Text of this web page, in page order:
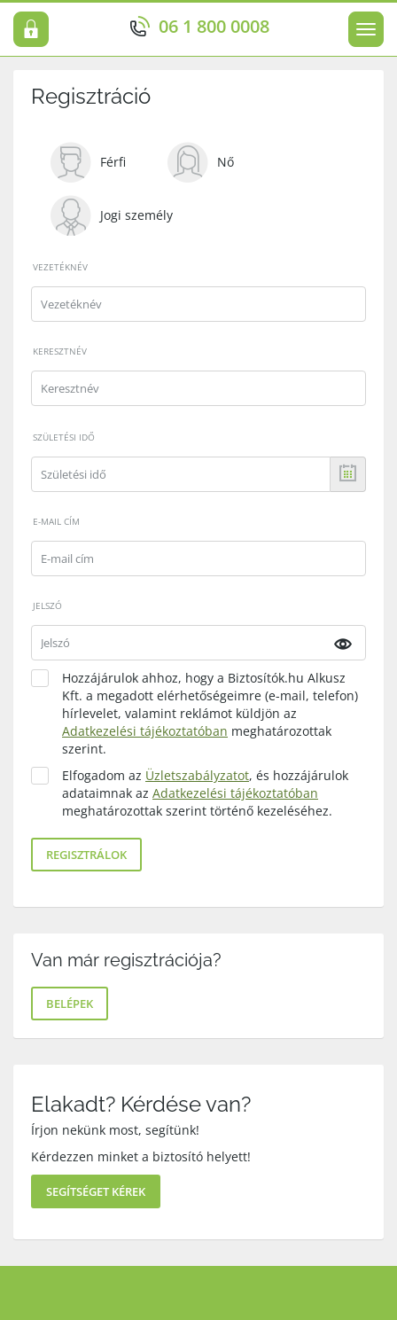
06 1 800 0008
Regisztráció
Férfi Nő
Jogi személy
VEZETÉKNÉV
KERESZTNÉV
SZÜLETÉSI IDŐ
E-MAIL CÍM
JELSZÓ
Hozzájárulok ahhoz, hogy a Biztosítók.hu Alkusz
Kft. a megadott elérhetőségeimre (e-mail, telefon)
hírlevelet, valamint reklámot küldjön az
Adatkezelési tájékoztatóban meghatározottak
szerint.
Elfogadom az Üzletszabályzatot, és hozzájárulok
adataimnak az Adatkezelési tájékoztatóban
meghatározottak szerint történő kezeléséhez.
REGISZTRÁLOK
Van már regisztrációja?
BELÉPEK
Elakadt? Kérdése van?
Írjon nekünk most, segítünk!
Kérdezzen minket a biztosító helyett!
SEGÍTSÉGET KÉREK